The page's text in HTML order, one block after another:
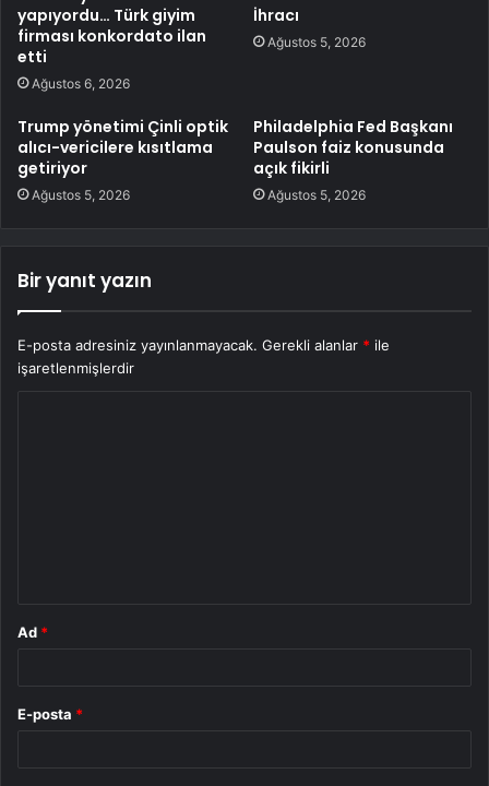
yapıyordu… Türk giyim
firması konkordato ilan
etti
Ağustos 6, 2026
İhracı
Ağustos 5, 2026
Trump yönetimi Çinli optik
alıcı-vericilere kısıtlama
getiriyor
Ağustos 5, 2026
Philadelphia Fed Başkanı
Paulson faiz konusunda
açık fikirli
Ağustos 5, 2026
Bir yanıt yazın
E-posta adresiniz yayınlanmayacak. Gerekli alanlar * ile
işaretlenmişlerdir
Ad *
E-posta *